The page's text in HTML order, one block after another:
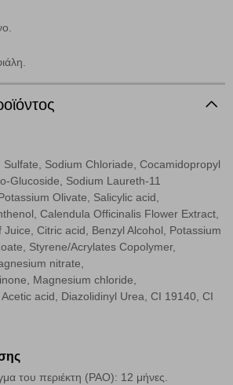
Sodium Chlοriade, Cocamidopropyl
Glucoside, Sodium Laureth-11
Olivate, Salicylic acid,
Calendula Officinalis Flower Extract,
Citric acid, Benzyl Alcohol, Potassium
Styrene/Acrylates Copolymer,
nitrate,
Magnesium chloride,
acid, Diazolidinyl Urea, CI 19140, CI
του περιέκτη (PAO): 12 μήνες.
cookies Πάντα Ενεργό
Αποθήκευση ρυθμίσεων
Απόρριψη όλων
Αποδοχή όλων